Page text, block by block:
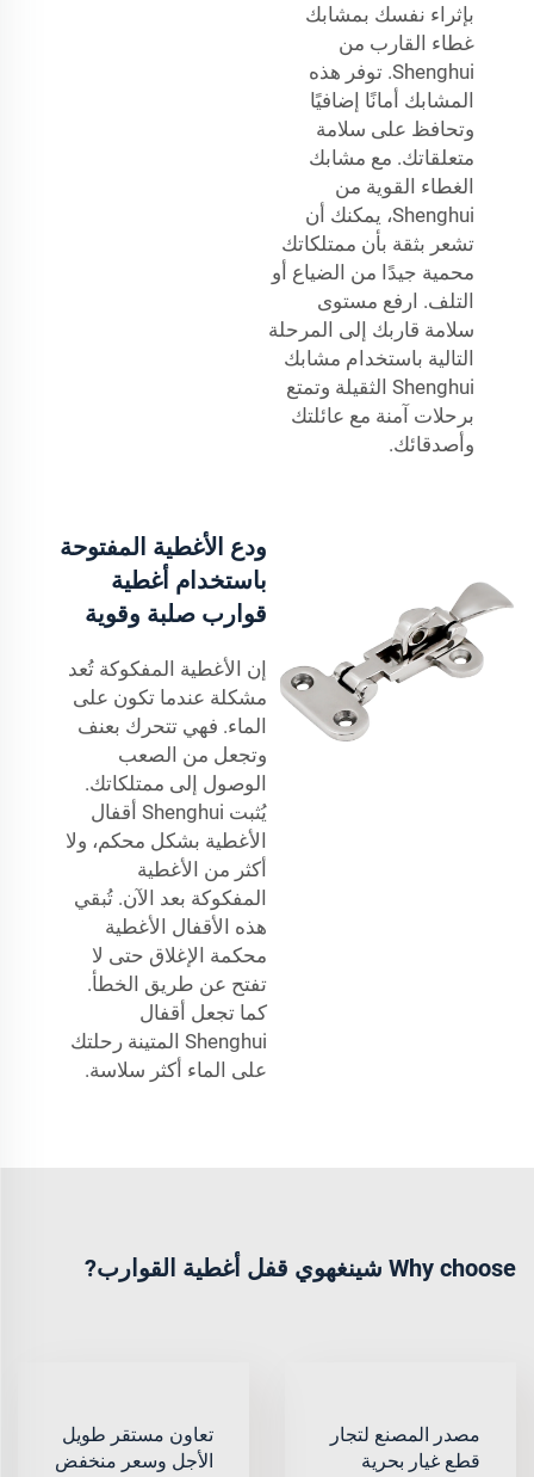
بإثراء نفسك بمشابك
غطاء القارب من
Shenghui. توفر هذه
المشابك أمانًا إضافيًا
وتحافظ على سلامة
متعلقاتك. مع مشابك
الغطاء القوية من
Shenghui، يمكنك أن
تشعر بثقة بأن ممتلكاتك
محمية جيدًا من الضياع أو
التلف. ارفع مستوى
سلامة قاربك إلى المرحلة
التالية باستخدام مشابك
Shenghui الثقيلة وتمتع
برحلات آمنة مع عائلتك
وأصدقائك.
ودع الأغطية المفتوحة
باستخدام أغطية
قوارب صلبة وقوية
إن الأغطية المفكوكة تُعد
مشكلة عندما تكون على
الماء. فهي تتحرك بعنف
وتجعل من الصعب
الوصول إلى ممتلكاتك.
يُثبت Shenghui أقفال
الأغطية بشكل محكم، ولا
أكثر من الأغطية
المفكوكة بعد الآن. تُبقي
هذه الأقفال الأغطية
محكمة الإغلاق حتى لا
تفتح عن طريق الخطأ.
كما تجعل أقفال
Shenghui المتينة رحلتك
على الماء أكثر سلاسة.
Why choose شينغهوي قفل أغطية القوارب?
مصدر المصنع لتجار
قطع غيار بحرية
تعاون مستقر طويل
الأجل وسعر منخفض